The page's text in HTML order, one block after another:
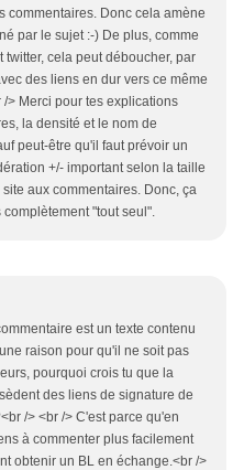
commentaires. Donc cela amène
par le sujet :-) De plus, comme
cela peut déboucher, par
des liens en dur vers ce même
> Merci pour tes explications
la densité et le nom de
peut-être qu'il faut prévoir un
+/- important selon la taille
aux commentaires. Donc, ça
"tout seul".
est un texte contenu
raison pour qu'il ne soit pas
pourquoi crois tu que la
des liens de signature de
/> <br /> C'est parce qu'en
à commenter plus facilement
obtenir un BL en échange.<br />